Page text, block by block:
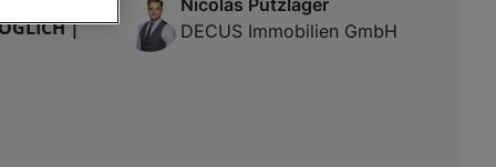
|
DECUS Immobilien GmbH
der